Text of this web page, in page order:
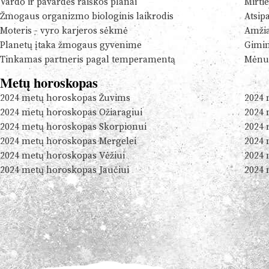
Vardo ir pavardės raiškos planai
Žmogaus organizmo biologinis laikrodis
Moteris - vyro karjeros sėkmė
Planetų įtaka žmogaus gyvenime
Tinkamas partneris pagal temperamentą
Metų horoskopas
2024 metų horoskopas Žuvims
2024
2024 metų horoskopas Ožiaragiui
2024
2024 metų horoskopas Skorpionui
2024
2024 metų horoskopas Mergelei
2024
2024 metų horoskopas Vėžiui
2024
2024 metų horoskopas Jaučiui
2024